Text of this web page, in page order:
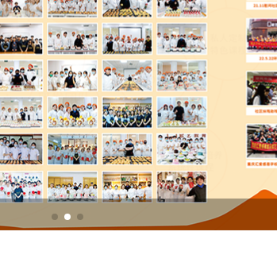
培训
培训
饮品配方
调酒配方